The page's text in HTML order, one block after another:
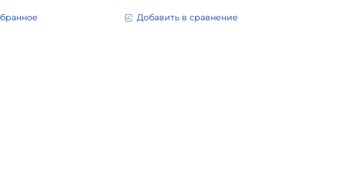
Добавить в сравнение